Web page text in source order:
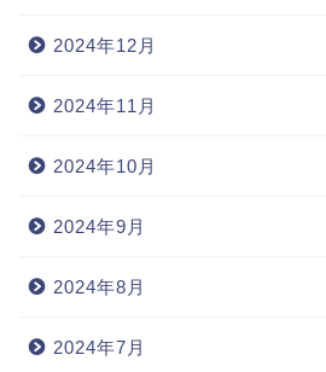
2024年12月
2024年11月
2024年10月
2024年9月
2024年8月
2024年7月